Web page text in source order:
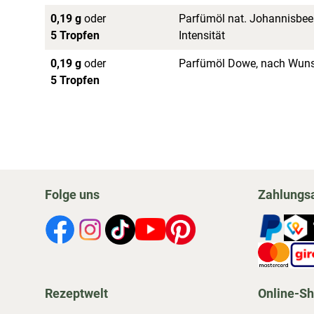
0,19 g oder
5 Tropfen
Parfümöl nat.
Intensität
0,19 g oder
5 Tropfen
Parfümöl Dowe, nach
Folge uns
Rezeptwelt Online-